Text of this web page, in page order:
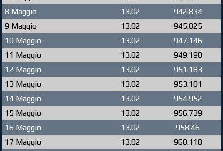
8 Maggio
13.02
942.834
9 Maggio
13.02
945.025
10 Maggio
13.02
947.146
11 Maggio
13.02
949.198
12 Maggio
13.02
951.183
13 Maggio
13.02
953.101
14 Maggio
13.02
954.952
15 Maggio
13.02
956.739
16 Maggio
13.02
958.46
17 Maggio
13.02
960.118